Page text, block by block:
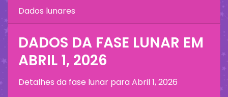
Dados lunares
DADOS DA FASE LUNAR EM
ABRIL 1, 2026
Detalhes da fase lunar paraAbril 1, 2026